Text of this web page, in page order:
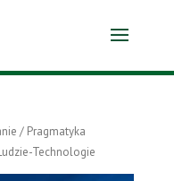
/ Pragmatyka
Technologie